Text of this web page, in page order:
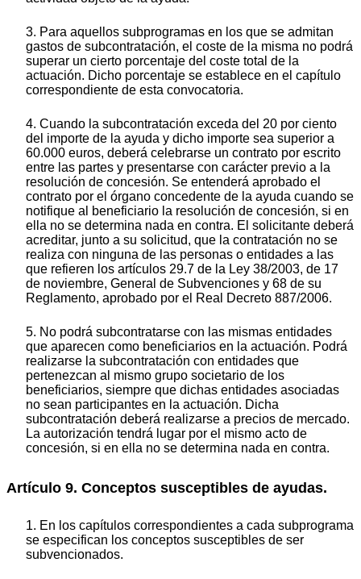
3. Para aquellos subprogramas en los que se admitan
gastos de subcontratación, el coste de la misma no podrá
superar un cierto porcentaje del coste total de la
actuación. Dicho porcentaje se establece en el capítulo
correspondiente de esta convocatoria.
4. Cuando la subcontratación exceda del 20 por ciento
del importe de la ayuda y dicho importe sea superior a
60.000 euros, deberá celebrarse un contrato por escrito
entre las partes y presentarse con carácter previo a la
resolución de concesión. Se entenderá aprobado el
contrato por el órgano concedente de la ayuda cuando se
notifique al beneficiario la resolución de concesión, si en
ella no se determina nada en contra. El solicitante deberá
acreditar, junto a su solicitud, que la contratación no se
realiza con ninguna de las personas o entidades a las
que refieren los artículos 29.7 de la Ley 38/2003, de 17
de noviembre, General de Subvenciones y 68 de su
Reglamento, aprobado por el Real Decreto 887/2006.
5. No podrá subcontratarse con las mismas entidades
que aparecen como beneficiarios en la actuación. Podrá
realizarse la subcontratación con entidades que
pertenezcan al mismo grupo societario de los
beneficiarios, siempre que dichas entidades asociadas
no sean participantes en la actuación. Dicha
subcontratación deberá realizarse a precios de mercado.
La autorización tendrá lugar por el mismo acto de
concesión, si en ella no se determina nada en contra.
Artículo 9. Conceptos susceptibles de ayudas.
1. En los capítulos correspondientes a cada subprograma
se especifican los conceptos susceptibles de ser
subvencionados.